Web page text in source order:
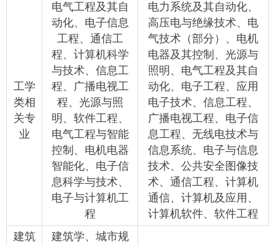
工学
类相
关专
业
电气工程及其自
动化、电子信息
工程、通信工
程、计算机科学
与技术、信息工
程、广播电视工
程、光源与照
明、软件工程、
电气工程与智能
控制、电机电器
智能化、电子信
息科学与技术、
电子与计算机工
程
电力系统及其自动化、
高压电与绝缘技术、电
气技术（部分）、电机
电器及其控制、光源与
照明、电气工程及其自
动化、电子工程、应用
电子技术、信息工程、
广播电视工程、电子信
息工程、无线电技术与
信息系统、电子与信息
技术、公共安全图像技
术、通信工程、计算机
通信、计算机及应用、
计算机软件、软件工程
建筑
建筑学、城市规